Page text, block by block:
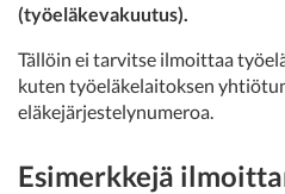
(työeläkevakuutus).
Tällöin ei tarvitse ilmoittaa
kuten työeläkelaitoksen
eläkejärjestelynumeroa.
Esimerkkejä